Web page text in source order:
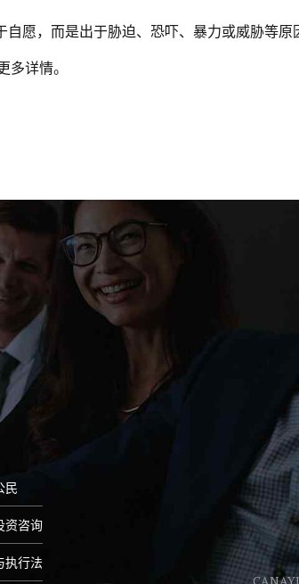
愿，而是出于胁迫、恐吓、暴力或威胁等原
详情。
民
资咨询
执行法